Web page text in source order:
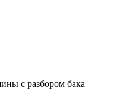
с разбором бака